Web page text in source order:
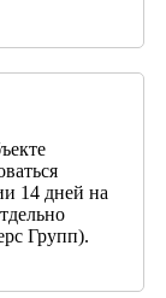
14 дней на
Групп).